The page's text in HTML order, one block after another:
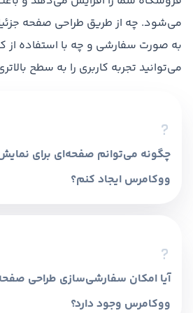
می‌شود. چه از طریق طراحی صفحه
به صورت سفارشی و چه با استفاده از
می‌توانید تجربه کاربری را به سطح
چگونه می‌توانم صفحه‌ای برای
ووکامرس ایجاد کنم؟
نمایش اطلاعاتی مانند وضعیت
و محصولات خریداری شده را فراهم
آیا امکان سفارشی‌سازی طراحی
ووکامرس وجود دارد؟